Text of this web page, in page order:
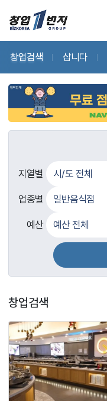
창업검색 삽니다
지열별
업종별
예산
창업검색